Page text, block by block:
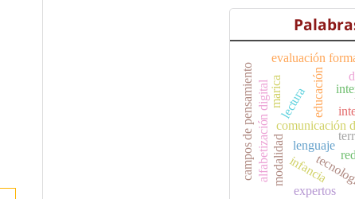
lenguaje
comunicación
educación
alfabetización digital
campos de pensamiento
evaluación
modalidad
lectura
marica
infancia
expertos